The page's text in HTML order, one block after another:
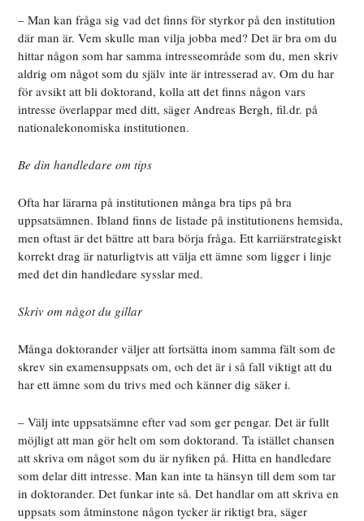
– Man kan fråga sig vad det finns för styrkor på den institution
där man är. Vem skulle man vilja jobba med? Det är bra om du
hittar någon som har samma intresseområde som du, men skriv
aldrig om något som du själv inte är intresserad av. Om du har
för avsikt att bli doktorand, kolla att det finns någon vars
intresse överlappar med ditt, säger Andreas Bergh, fil.dr. på
nationalekonomiska institutionen.
Be din handledare om tips
Ofta har lärarna på institutionen många bra tips på bra
uppsatsämnen. Ibland finns de listade på institutionens hemsida,
men oftast är det bättre att bara börja fråga. Ett karriärstrategiskt
korrekt drag är naturligtvis att välja ett ämne som ligger i linje
med det din handledare sysslar med.
Skriv om något du gillar
Många doktorander väljer att fortsätta inom samma fält som de
skrev sin examensuppsats om, och det är i så fall viktigt att du
har ett ämne som du trivs med och känner dig säker i.
– Välj inte uppsatsämne efter vad som ger pengar. Det är fullt
möjligt att man gör helt om som doktorand. Ta istället chansen
att skriva om något som du är nyfiken på. Hitta en handledare
som delar ditt intresse. Man kan inte ta hänsyn till dem som tar
in doktorander. Det funkar inte så. Det handlar om att skriva en
uppsats som åtminstone någon tycker är riktigt bra, säger